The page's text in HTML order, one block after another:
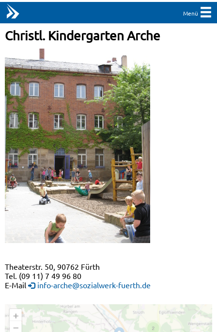
Menü
Christl. Kindergarten Arche
Theaterstr. 50, 90762 Fürth
Tel. (09 11) 7 49 96 80
E-Mail
info-arche@sozialwerk-fuerth.de